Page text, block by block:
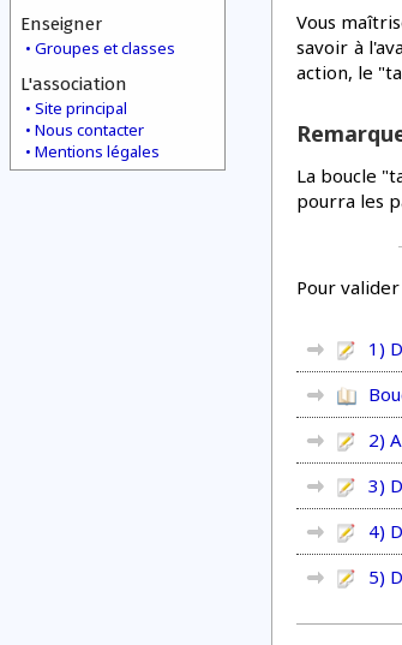
Enseigner
Groupes et classes
L'association
Site principal
Nous contacter
Mentions légales
Vous
savoir à
action, le
La boucle
pourra les
Pour
1)
2)
3)
4)
5)